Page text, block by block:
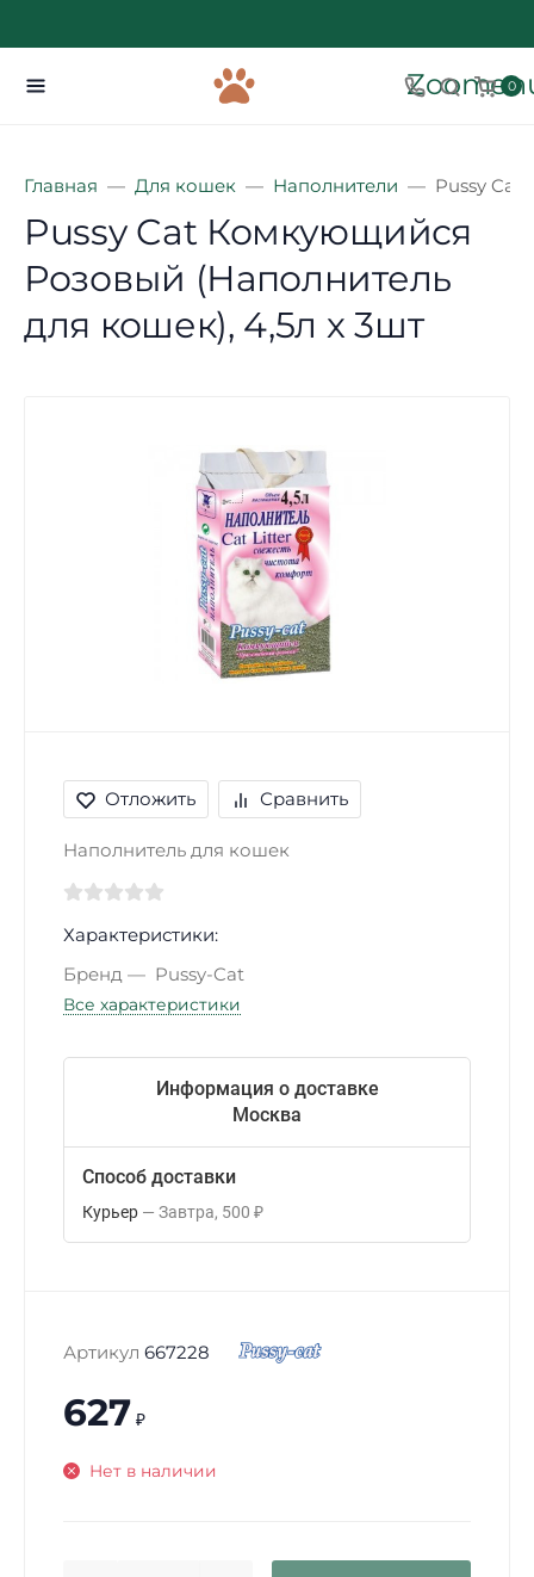
0
Главная Для кошек Наполнители Pussy Cat
Pussy Cat Комкующийся
Розовый (Наполнитель
для кошек), 4,5л х 3шт
Отложить Сравнить
Наполнитель для кошек
Характеристики:
Бренд
Pussy-Cat
Все характеристики
Информация о доставке
Москва
Способ доставки
Курьер Завтра 500 ₽
Артикул 667228
627 ₽
Нет в наличии